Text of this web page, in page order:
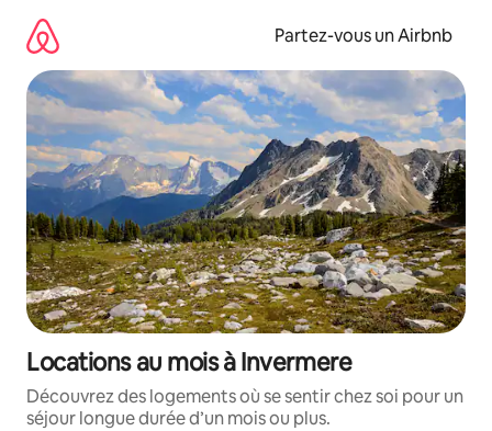
directement
contenu
Partez-vous un Airbnb
Locations au mois à Invermere
Découvrez des logements où se sentir chez soi pour un
séjour longue durée d’un mois ou plus.